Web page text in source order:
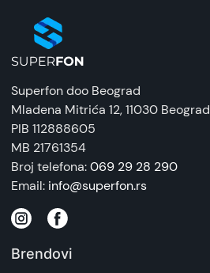
Superfon doo Beograd
Mladena Mitrića 12, 11030 Beograd
PIB 112888605
MB 21761354
Broj telefona:069 29 28 290
Email: info@superfon.rs
Brendovi